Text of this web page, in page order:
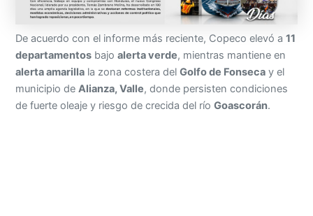
De acuerdo con el informe más reciente, Copeco elevó a11
departamentos bajoalerta verde, mientras mantiene en
alerta amarilla la zona costera delGolfo de Fonseca y el
municipio deAlianza, Valle, donde persisten condiciones
de fuerte oleaje y riesgo de crecida del ríoGoascorán.